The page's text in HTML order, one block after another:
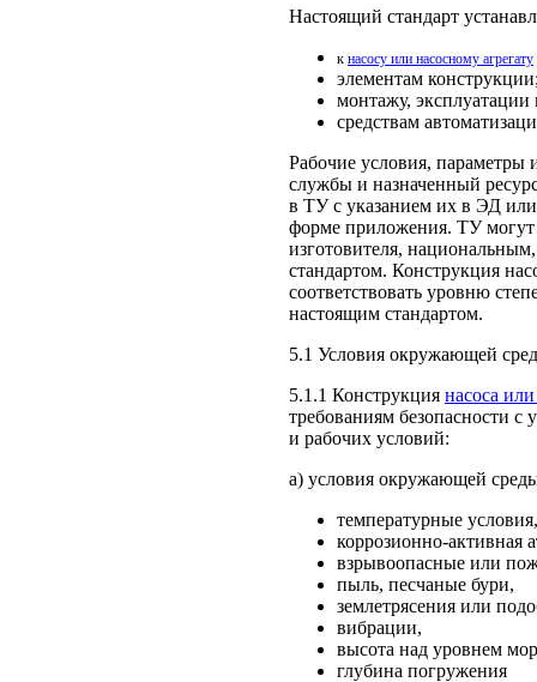
Настоящий стандарт
к насосу или насосному агрегату
элементам
монтажу, эксплуатации
средствам
Рабочие условия, параметры
службы и назначенный
в ТУ с указанием их в ЭД
форме приложения. ТУ
изготовителя,
стандартом. Конструкция
соответствовать уровню
настоящим стандартом.
5.1 Условия окружающей
5.1.1 Конструкция насоса или
требованиям безопасности
и рабочих условий:
а) условия окружающей
температурные условия,
коррозионно-активная
взрывоопасные или
пыль, песчаные бури,
землетрясения или
вибрации,
высота над уровнем
глубина погружения